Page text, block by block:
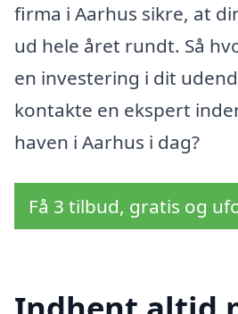
firma i Aarhus sikre, at
ud hele året rundt. Så
en investering i dit
kontakte en ekspert
haven i Aarhus i dag?
Få 3 tilbud, gratis og